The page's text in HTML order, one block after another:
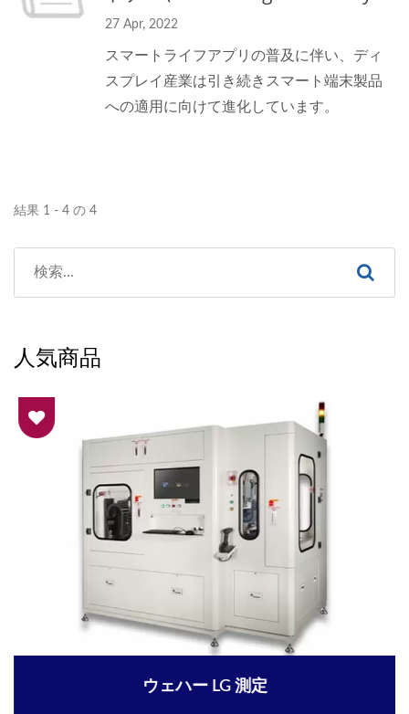
27 Apr, 2022
スマートライフアプリの普及に伴い、ディ
スプレイ産業は引き続きスマート端末製品
への適用に向けて進化しています。
結果 1 - 4 の 4
人気商品
ウェハー LG 測定